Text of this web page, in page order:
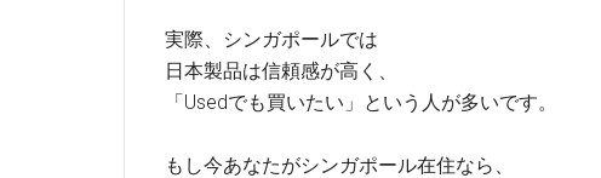
実際、シンガポールでは
日本製品は信頼感が高く、
「Usedでも買いたい」という人が多いです。
もし今あなたがシンガポール在住なら、